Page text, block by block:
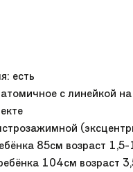
есть
с линейкой
85см возраст
104см возраст